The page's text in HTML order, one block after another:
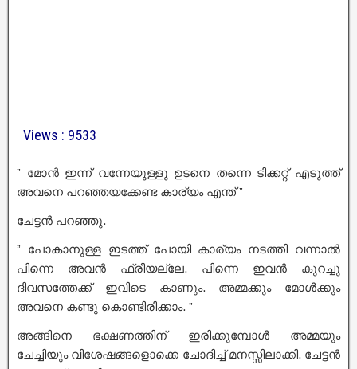
Views : 9533
” മോൻ ഇന്ന് വന്നേയുള്ളൂ ഉടനെ തന്നെ ടിക്കറ്റ് എടുത്ത്
അവനെ പറഞ്ഞയക്കേണ്ട കാര്യം എന്ത് ”
ചേട്ടൻ പറഞ്ഞു.
” പോകാനുള്ള ഇടത്ത് പോയി കാര്യം നടത്തി വന്നാൽ
പിന്നെ അവൻ ഫ്രീയല്ലേ. പിന്നെ ഇവൻ കുറച്ചു
ദിവസത്തേക്ക് ഇവിടെ കാണും. അമ്മക്കും മോൾക്കും
അവനെ കണ്ടു കൊണ്ടിരിക്കാം. ”
അങ്ങിനെ ഭക്ഷണത്തിന് ഇരിക്കുമ്പോൾ അമ്മയും
ചേച്ചിയും വിശേഷങ്ങളൊക്കെ ചോദിച്ച് മനസ്സിലാക്കി. ചേട്ടൻ